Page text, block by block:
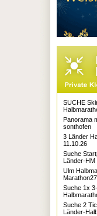
SUCHE
Panorama
sonthofen
3 Länder
11.10.26
Suche
Länder-HM
Ulm
Suche 1x
Suche 2
Länder-